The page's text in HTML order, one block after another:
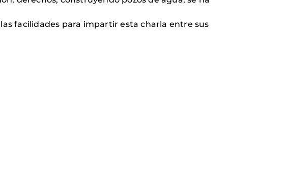
facilidades para impartir esta charla entre sus